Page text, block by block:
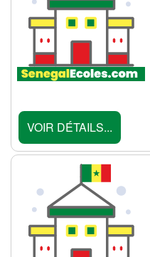
VOIR DÉTAILS...